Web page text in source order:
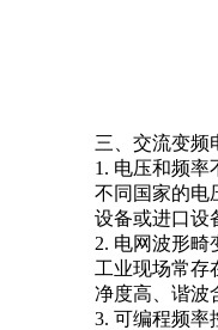
三、交流变频
1. 电压和频率
不同国家的电
设备或进口设
2. 电网波形畸
工业现场常存
净度高、谐波
3. 可编程频率